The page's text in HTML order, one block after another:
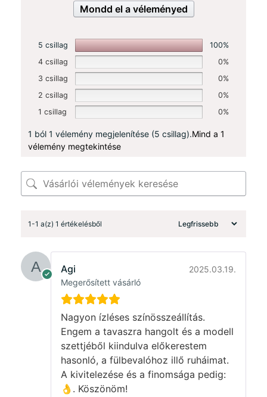
Mondd el a véleményed
5 csillag
100%
4 csillag
0%
3 csillag
0%
2 csillag
0%
1 csillag
0%
1 ból 1 vélemény megjelenítése (5 csillag).Mind a 1
vélemény megtekintése
1-1 a(z) 1 értékelésből
Agi
Megerősített vásárló
2025.03.19.
Nagyon ízléses színösszeállítás.
Engem a tavaszra hangolt és a modell
szettjéből kiindulva előkerestem
hasonló, a fülbevalóhoz illő ruháimat.
A kivitelezése és a finomsága pedig:
👌. Köszönöm!